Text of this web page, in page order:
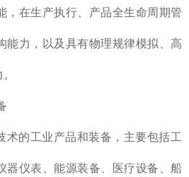
，在生产执行、产品全生命周期管
能力，以及具有物理规律模拟、高
术的工业产品和装备，主要包括工
器仪表、能源装备、医疗设备、船